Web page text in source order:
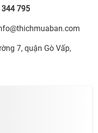
795
7, quận Gò Vấp,